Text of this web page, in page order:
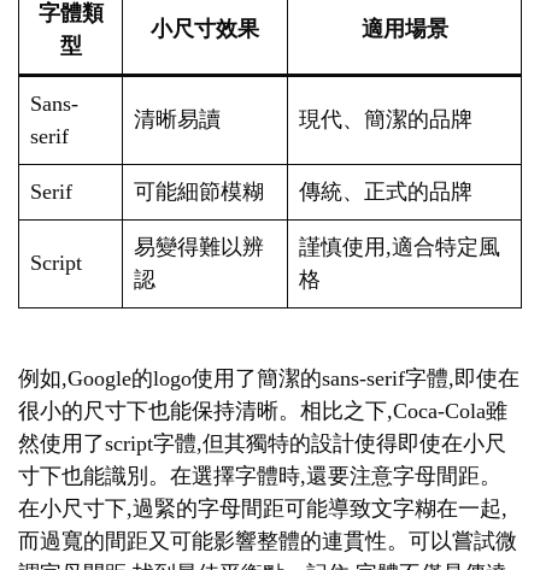
字體類
型
小尺寸效果 適用場景
Sans-
serif
清晰易讀 現代、簡潔的品牌
Serif 可能細節模糊 傳統、正式的品牌
Script
易變得難以辨
認
謹慎使用,適合特定風
格
例如,Google的logo使用了簡潔的sans-serif字體,即使在
很小的尺寸下也能保持清晰。相比之下,Coca-Cola雖
然使用了script字體,但其獨特的設計使得即使在小尺
寸下也能識別。在選擇字體時,還要注意字母間距。
在小尺寸下,過緊的字母間距可能導致文字糊在一起,
而過寬的間距又可能影響整體的連貫性。可以嘗試微